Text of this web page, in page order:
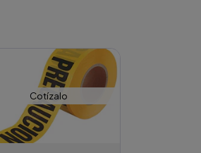
Cotízalo